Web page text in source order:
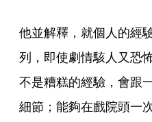
他並解釋，就個人的經
列，即使劇情駭人又恐
不是糟糕的經驗，會跟
細節；能夠在戲院頭一